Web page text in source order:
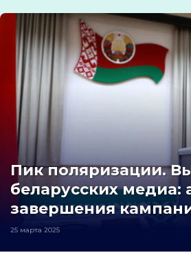
Пик поляризации.
беларусских медиа:
завершения
25 марта 2025